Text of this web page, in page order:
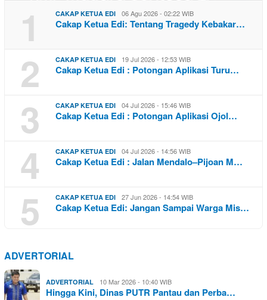
1 CAKAP KETUA EDI 06 Agu 2026 - 02:22 WIB
Cakap Ketua Edi: Tentang Tragedy Kebakar…
2 CAKAP KETUA EDI 19 Jul 2026 - 12:53 WIB
Cakap Ketua Edi : Potongan Aplikasi Turu…
3 CAKAP KETUA EDI 04 Jul 2026 - 15:46 WIB
Cakap Ketua Edi : Potongan Aplikasi Ojol…
4 CAKAP KETUA EDI 04 Jul 2026 - 14:56 WIB
Cakap Ketua Edi : Jalan Mendalo–Pijoan M…
5 CAKAP KETUA EDI 27 Jun 2026 - 14:54 WIB
Cakap Ketua Edi: Jangan Sampai Warga Mis…
ADVERTORIAL
ADVERTORIAL 10 Mar 2026 - 10:40 WIB
Hingga Kini, Dinas PUTR Pantau dan Perba…